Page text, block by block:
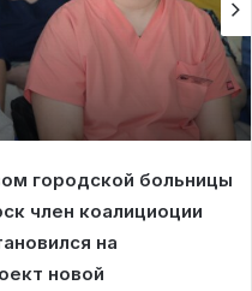
городской больницы
член коалициоции
на
новой